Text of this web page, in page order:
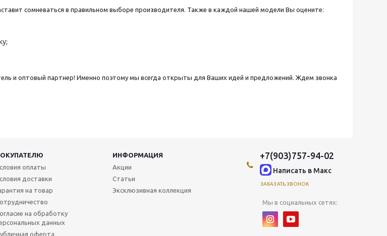
сомневаться в правильном выборе производителя. Также в каждой нашей модели Вы оцените:
и оптовый партнер! Именно поэтому мы всегда открыты для Ваших идей и предложений. Ждем звонка
ИНФОРМАЦИЯ
оплаты
доставки
на товар
на обработку
данных
оферта
Акции
Статьи
Эксклюзивная коллекция
+7(903)757-94-02
Написать в Maкс
ЗАКАЗАТЬ ЗВОНОК
Мы в социальных сетях: